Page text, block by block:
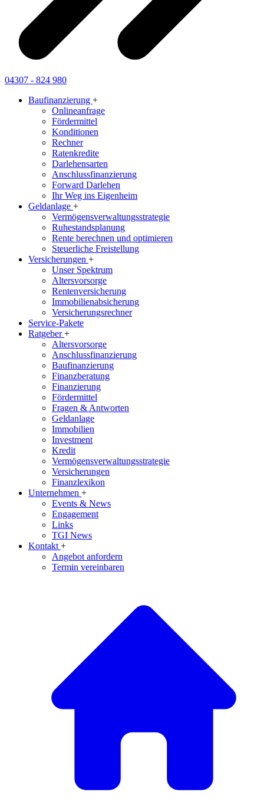
04307 - 824 980
Baufinanzierung +
Onlineanfrage
Fördermittel
Konditionen
Rechner
Ratenkredite
Darlehensarten
Anschlussfinanzierung
Forward Darlehen
Ihr Weg ins Eigenheim
Geldanlage +
Vermögensverwaltungsstrategie
Ruhestandsplanung
Rente berechnen und optimieren
Steuerliche Freistellung
Versicherungen +
Unser Spektrum
Altersvorsorge
Rentenversicherung
Immobilienabsicherung
Versicherungsrechner
Service-Pakete
Ratgeber+
Altersvorsorge
Anschlussfinanzierung
Baufinanzierung
Finanzberatung
Finanzierung
Fördermittel
Fragen & Antworten
Geldanlage
Immobilien
Investment
Kredit
Vermögensverwaltungsstrategie
Versicherungen
Finanzlexikon
Unternehmen +
Events & News
Engagement
Links
TGI News
Kontakt +
Angebot anfordern
Termin vereinbaren